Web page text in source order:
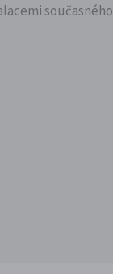
současného